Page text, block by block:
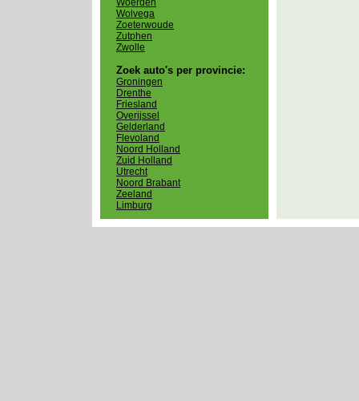
Woerden
Wolvega
Zoeterwoude
Zutphen
Zwolle
Zoek auto's per provincie:
Groningen
Drenthe
Friesland
Overijssel
Gelderland
Flevoland
Noord Holland
Zuid Holland
Utrecht
Noord Brabant
Zeeland
Limburg